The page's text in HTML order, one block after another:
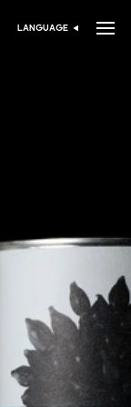
انتخاب زبان
LANGUAGE